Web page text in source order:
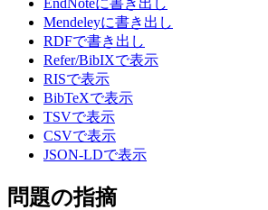
Mendeleyに書き出し
RDFで書き出し
Refer/BibIXで表示
RISで表示
BibTeXで表示
TSVで表示
CSVで表示
JSON-LDで表示
問題の指摘